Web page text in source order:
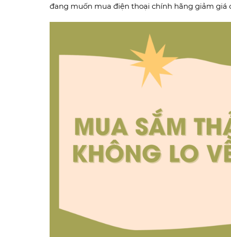
đang muốn mua điện thoại chính hãng giảm giá